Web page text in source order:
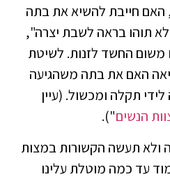
האם חייבת להשיא את בתה
תוהו בראה לשבת יצרה",
משום החשד לזנות. לשיטת
האם את בתה משהגיעה
תקלה ומכשול. (עיין
הנשים").
ולא תעשה הקשורות במצות
עד כמה מוטלת עלינו